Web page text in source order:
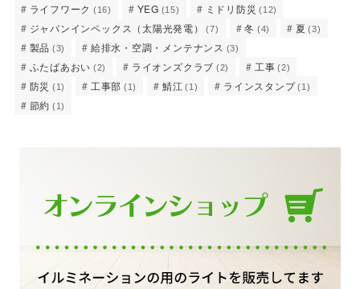
ライフワーク (16) YEG (15) ミドリ防災 (12)
ジャパンインペックス（太陽光発電） (7) 冬 (4) 夏 (3)
製品 (3) 給排水・空調・メンテナンス (3)
ふたばあおい (2) ライオンズクラブ (2) 工事 (2)
防災 (1) 工事部 (1) 鯖江 (1) ラインスタンプ (1)
節約 (1)